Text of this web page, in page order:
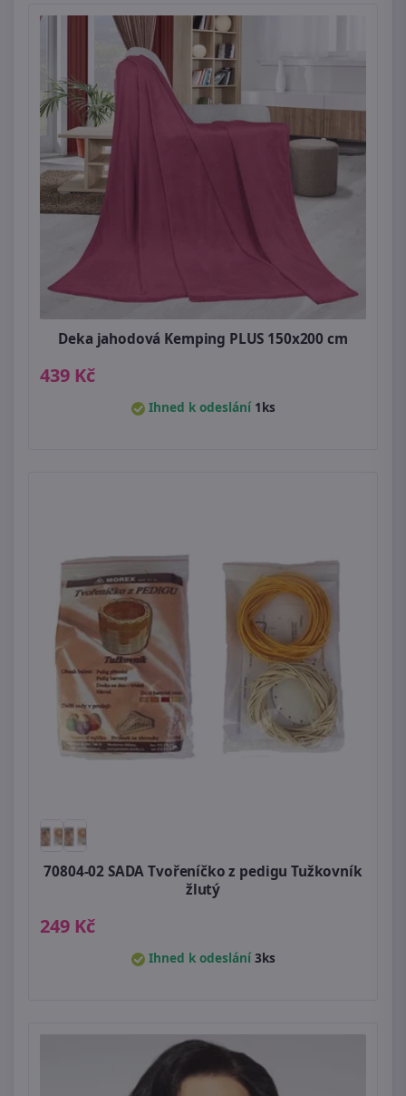
Deka jahodová Kemping PLUS 150x200 cm
439 Kč
Ihned k odeslání 1ks
70804-02 SADA Tvořeníčko z pedigu Tužkovník
žlutý
249 Kč
Ihned k odeslání3ks